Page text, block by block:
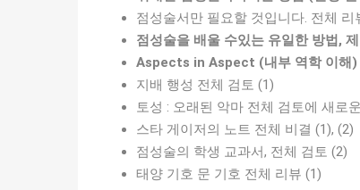
점성술서만 필요할 것입니다. 전체 리
점성술을 배울 수있는 유일한 방법,
Aspects in Aspect (내부 역학 이해)
지배 행성 전체 검토 (1)
토성 : 오래된 악마 전체 검토에 새로
스타 게이저의 노트 전체 비결 (1), (2)
점성술의 학생 교과서, 전체 검토 (2)
태양 기호 문 기호 전체 리뷰 (1)